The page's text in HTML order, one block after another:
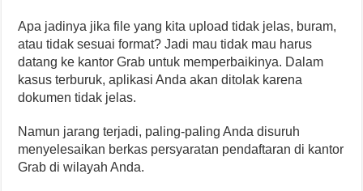
Apa jadinya jika file yang kita upload tidak jelas, buram,
atau tidak sesuai format? Jadi mau tidak mau harus
datang ke kantor Grab untuk memperbaikinya. Dalam
kasus terburuk, aplikasi Anda akan ditolak karena
dokumen tidak jelas.
Namun jarang terjadi, paling-paling Anda disuruh
menyelesaikan berkas persyaratan pendaftaran di kantor
Grab di wilayah Anda.